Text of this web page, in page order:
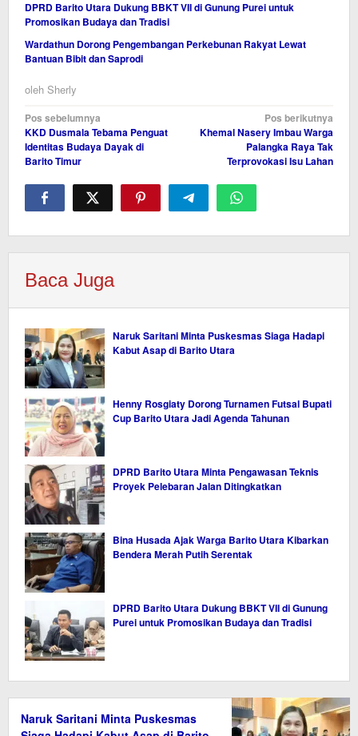
DPRD Barito Utara Dukung BBKT VII di Gunung Purei untuk
Promosikan Budaya dan Tradisi
Wardathun Dorong Pengembangan Perkebunan Rakyat Lewat
Bantuan Bibit dan Saprodi
oleh Sherly
Navigasi
pos
Pos sebelumnya
KKD Dusmala Tebama Penguat
Identitas Budaya Dayak di
Barito Timur
Pos berikutnya
Khemal Nasery Imbau Warga
Palangka Raya Tak
Terprovokasi Isu Lahan
Baca Juga
Naruk Saritani Minta Puskesmas Siaga Hadapi
Kabut Asap di Barito Utara
Henny Rosgiaty Dorong Turnamen Futsal Bupati
Cup Barito Utara Jadi Agenda Tahunan
DPRD Barito Utara Minta Pengawasan Teknis
Proyek Pelebaran Jalan Ditingkatkan
Bina Husada Ajak Warga Barito Utara Kibarkan
Bendera Merah Putih Serentak
DPRD Barito Utara Dukung BBKT VII di Gunung
Purei untuk Promosikan Budaya dan Tradisi
Naruk Saritani Minta Puskesmas